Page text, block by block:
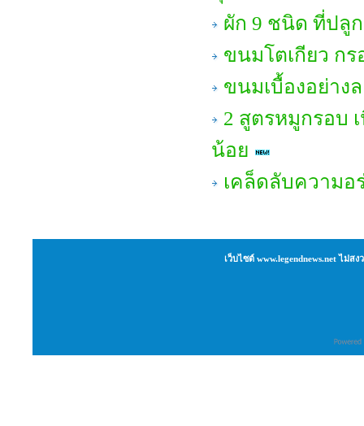
ผัก 9 ชนิด ที่ปลูก
ขนมโตเกียว ก
ขนมเบื้องอย่าง
2 สูตรหมูกรอบ
น้อย
เคล็ดลับความอ
เว็บไซต์ www.legendnews.net ไม่